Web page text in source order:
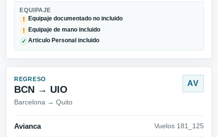
EQUIPAJE
!
Equipaje documentado no incluido
! Equipaje de mano incluido
✓ Articulo Personal incluido
REGRESO
BCN → UIO
Barcelona → Quito
AV
Avianca Vuelos 181_125